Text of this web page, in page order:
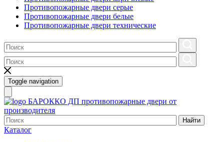
Противопожарные двери серые
Противопожарные двери белые
Противопожарные двери технические
Toggle navigation
БАРОККО ДП противопожарные двери от
производителя
Найти
Каталог